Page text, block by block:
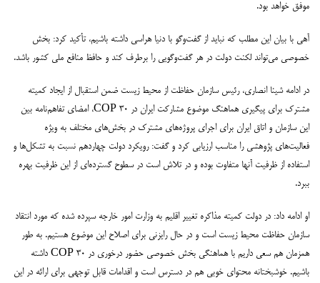
موفق خواهد بود.
آهی با بیان این مطلب که نباید از گفت‌وگو با دنیا هراسی داشته باشیم، تأکید کرد: بخش
خصوصی می‌تواند لکنت دولت در هر گفت‌وگویی را برطرف کند و حافظ منافع ملی کشور باشد.
در ادامه شینا انصاری، رئیس سازمان حفاظت از محیط زیست ضمن استقبال از ایجاد کمیته
مشترک برای پیگیری هماهنگ موضوع مشارکت ایران در COP 30، امضای تفاهم‌نامه بین
این سازمان و اتاق ایران برای اجرای پروژه‌های مشترک در بخش‌های مختلف به ویژه
فعالیت‌های پژوهشی را مناسب ارزیابی کرد و گفت: رویکرد دولت چهاردهم نسبت به تشکل‌ها و
استفاده از ظرفیت آنها متفاوت بوده و در تلاش است در سطوح گسترده‌ای از این ظرفیت بهره
ببرد.
او ادامه داد: در دولت کمیته مذاکره تغییر اقلیم به وزارت امور خارجه سپرده شده که مورد انتقاد
سازمان حفاظت محیط زیست است و در حال رایزنی برای اصلاح این موضوع هستیم. به طور
همزمان هم سعی داریم با هماهنگی بخش خصوصی حضور درخوری در COP 30 داشته
باشیم. خوشبختانه محتوای خوبی هم در دسترس است و اقدامات قابل توجهی برای ارائه در این